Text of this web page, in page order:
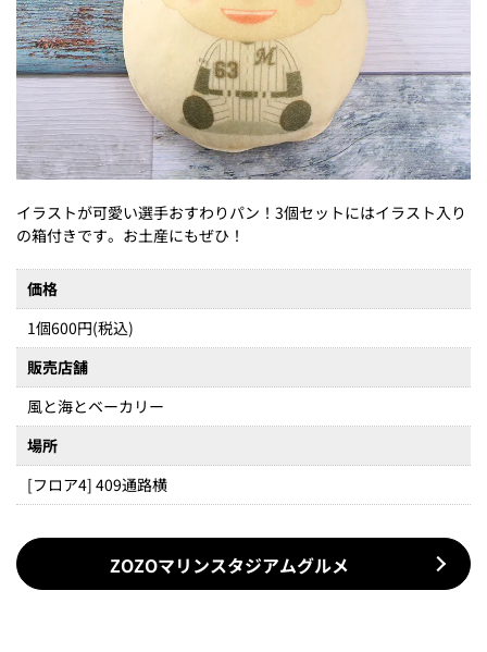
イラストが可愛い選手おすわりパン！3個セットにはイラスト入り
の箱付きです。お土産にもぜひ！
価格
1個600円(税込)
販売店舗
風と海とベーカリー
場所
[フロア4] 409通路横
ZOZOマリンスタジアムグルメ